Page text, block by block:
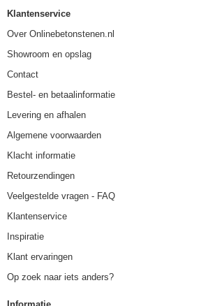
Klantenservice
Over Onlinebetonstenen.nl
Showroom en opslag
Contact
Bestel- en betaalinformatie
Levering en afhalen
Algemene voorwaarden
Klacht informatie
Retourzendingen
Veelgestelde vragen - FAQ
Klantenservice
Inspiratie
Klant ervaringen
Op zoek naar iets anders?